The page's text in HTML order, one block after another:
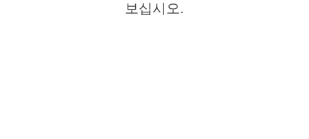
보십시오.